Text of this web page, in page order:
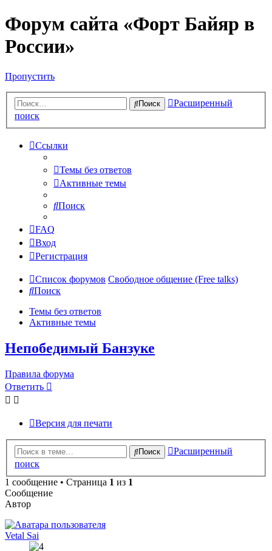
Форум сайта «Форт Байяр в
России»
Пропустить
Поиск
Расширенный
поиск
Ссылки
Темы без ответов
Активные темы
Поиск
FAQ
Вход
Регистрация
Список форумов Свободное общение (Free talks)
Поиск
Темы без ответов
Активные темы
Непобедимый Банзуке
Правила форума
Ответить
Версия для печати
Поиск
Расширенный
поиск
1 сообщение • Страница 1 из 1
Сообщение
Автор
Vetal Sai